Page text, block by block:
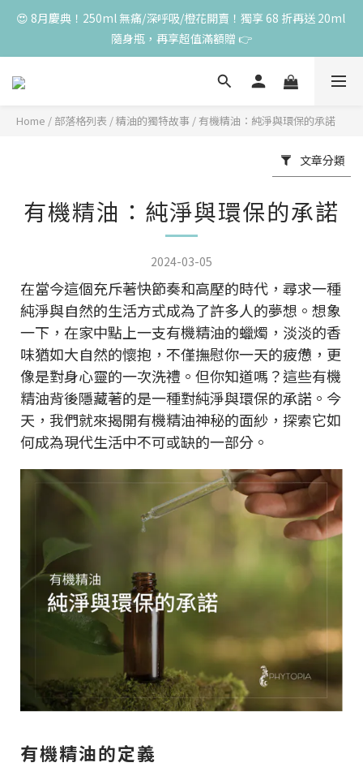
😍 8月慶典！250ml 無痛/深呼吸/橙花開賣！獨享 68 折再送 20ml
隨身瓶，再享超值滿額贈 👉
😍 8月慶典！250ml 無痛/深呼吸/橙花開賣！獨享 68 折再送 20ml
隨身瓶，再享超值滿額贈 👉
😍 50ml 任一瓶結帳享 8 折，任三瓶享 75 折，任五瓶享 7 折！想
隨身瓶，再享超值滿額贈 👉
Home / 部落格列表 /精油的獨特故事 / 有機精油：純淨與環保的承諾
文章分類
有機精油：純淨與環保的承諾
2024-03-05
在當今這個充斥著快節奏和高壓的時代，尋求一種
純淨與自然的生活方式成為了許多人的夢想。想象
一下，在家中點上一支有機精油的蠟燭，淡淡的香
味猶如大自然的懷抱，不僅撫慰你一天的疲憊，更
像是對身心靈的一次洗禮。但你知道嗎？這些有機
精油背後隱藏著的是一種對純淨與環保的承諾。今
天，我們就來揭開有機精油神秘的面紗，探索它如
何成為現代生活中不可或缺的一部分。
有機精油的定義